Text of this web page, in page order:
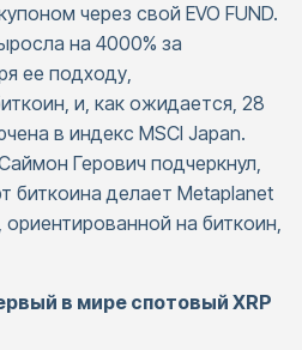
через свой EVO FUND.
на 4000% за
ее подходу,
и, как ожидается, 28
в индекс MSCI Japan.
Герович подчеркнул,
биткоина делает Metaplanet
на биткоин,
в мире спотовый XRP